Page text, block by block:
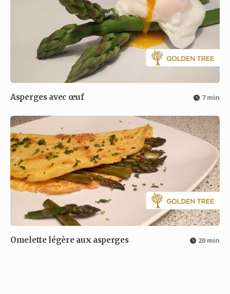
Asperges avec œuf 7 min
Omelette légère aux asperges 20 min